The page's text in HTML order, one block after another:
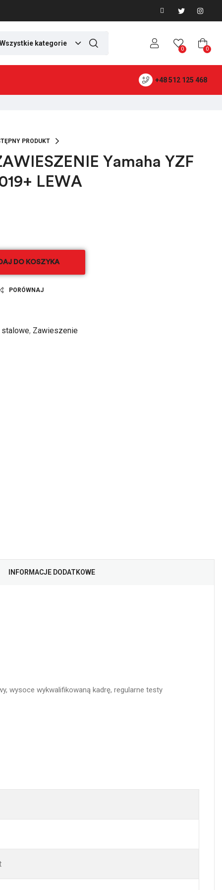
kategorie
0 0
+48 512 125 468
PRODUKT
Yamaha YZF
LEWA
DO KOSZYKA
PORÓWNAJ
stalowe, Zawieszenie
INFORMACJE DODATKOWE
wysoce wykwalifikowaną kadrę, regularne testy